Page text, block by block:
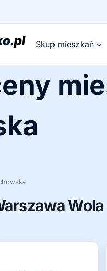
Skup mieszkań